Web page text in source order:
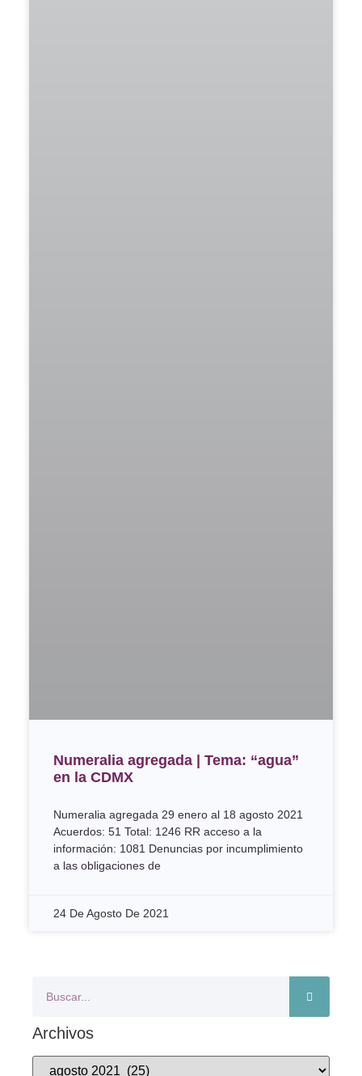
Numeralia agregada | Tema: “agua”
en la CDMX
Numeralia agregada 29 enero al 18 agosto 2021
Acuerdos: 51 Total: 1246 RR acceso a la
información: 1081 Denuncias por incumplimiento
a las obligaciones de
24 De Agosto De 2021
Archivos